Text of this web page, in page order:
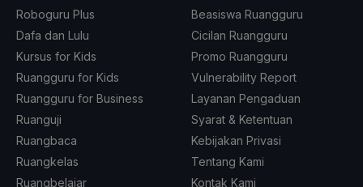
Roboguru Plus
Dafa dan Lulu
Kursus for Kids
Ruangguru for Kids
Ruangguru for Business
Ruanguji
Ruangbaca
Ruangkelas
Ruangbelajar
Beasiswa Ruangguru
Cicilan Ruangguru
Promo Ruangguru
Vulnerability Report
Layanan Pengaduan
Syarat & Ketentuan
Kebijakan Privasi
Tentang Kami
Kontak Kami